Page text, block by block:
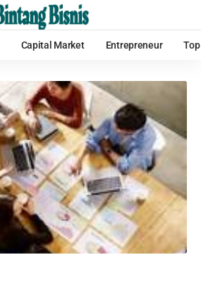
Capital Market Entrepreneur